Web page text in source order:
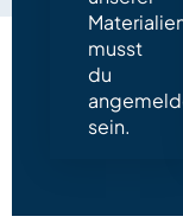
musst
du
sein.